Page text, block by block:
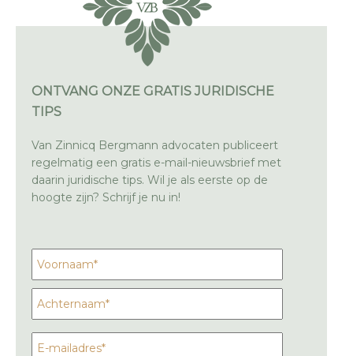
ONTVANG ONZE GRATIS JURIDISCHE
TIPS
Van Zinnicq Bergmann advocaten publiceert
regelmatig een gratis e-mail-nieuwsbrief met
daarin juridische tips. Wil je als eerste op de
hoogte zijn? Schrijf je nu in!